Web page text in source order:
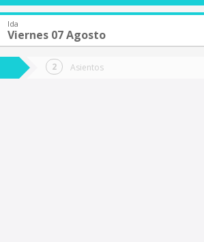
Ida
Viernes 07 Agosto
Asientos